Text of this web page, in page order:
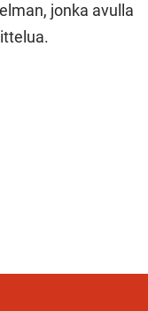
jonka avulla